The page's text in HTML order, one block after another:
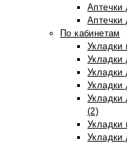
Аптечки
Аптечки
По кабинетам
Укладки
Укладки
Укладки
Укладки
(2)
Укладки
Укладки